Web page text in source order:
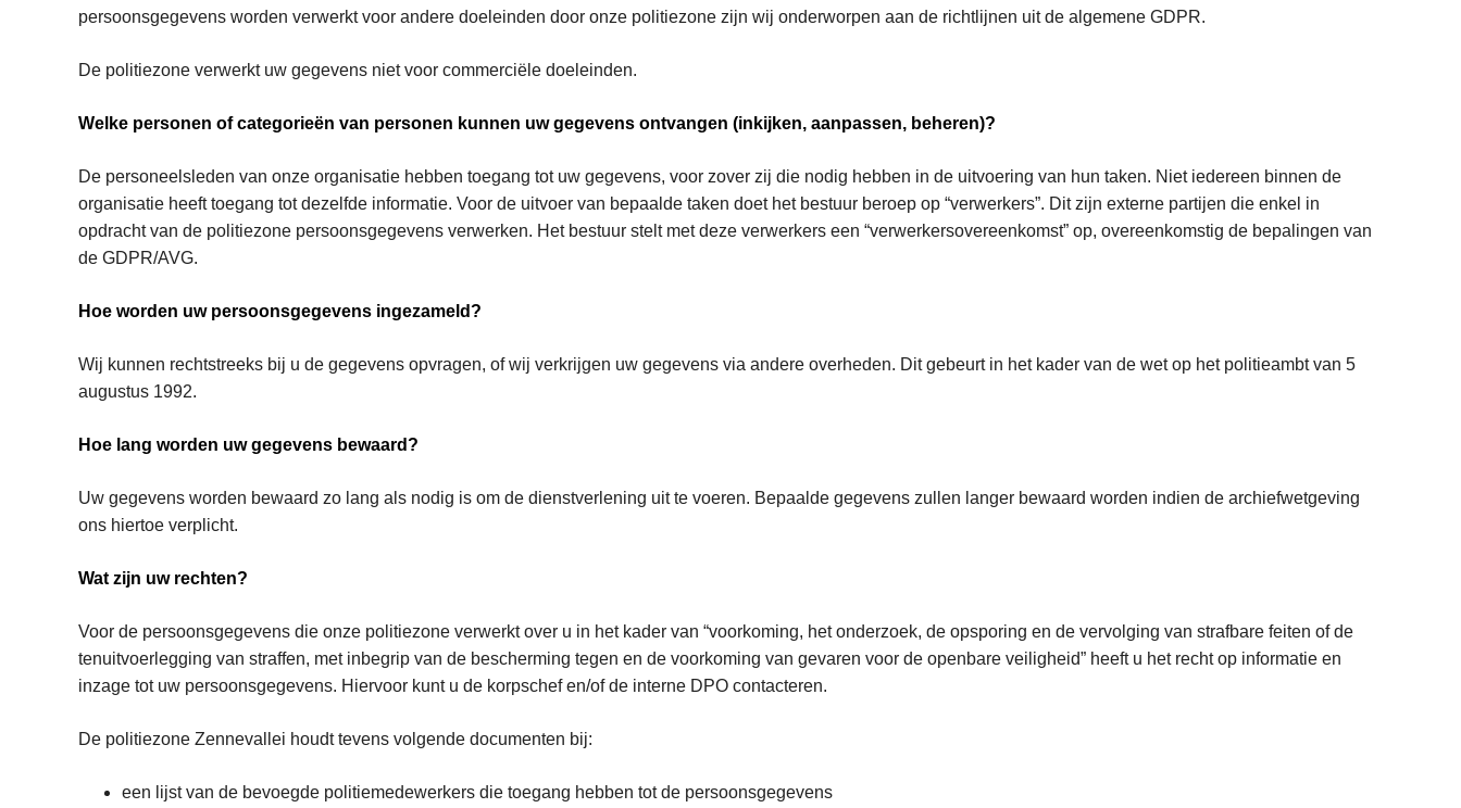
persoonsgegevens worden verwerkt voor andere doeleinden door onze politiezone zijn wij onderworpen aan de richtlijnen uit de algemene GDPR.
De politiezone verwerkt uw gegevens niet voor commerciële doeleinden.
Welke personen of categorieën van personen kunnen uw gegevens ontvangen (inkijken, aanpassen, beheren)?
De personeelsleden van onze organisatie hebben toegang tot uw gegevens, voor zover zij die nodig hebben in de uitvoering van hun taken. Niet iedereen binnen de
organisatie heeft toegang tot dezelfde informatie. Voor de uitvoer van bepaalde taken doet het bestuur beroep op “verwerkers”. Dit zijn externe partijen die enkel in
opdracht van de politiezone persoonsgegevens verwerken. Het bestuur stelt met deze verwerkers een “verwerkersovereenkomst” op, overeenkomstig de bepalingen van
de GDPR/AVG.
Hoe worden uw persoonsgegevens ingezameld?
Wij kunnen rechtstreeks bij u de gegevens opvragen, of wij verkrijgen uw gegevens via andere overheden. Dit gebeurt in het kader van de wet op het politieambt van 5
augustus 1992.
Hoe lang worden uw gegevens bewaard?
Uw gegevens worden bewaard zo lang als nodig is om de dienstverlening uit te voeren. Bepaalde gegevens zullen langer bewaard worden indien de archiefwetgeving
ons hiertoe verplicht.
Wat zijn uw rechten?
Voor de persoonsgegevens die onze politiezone verwerkt over u in het kader van “voorkoming, het onderzoek, de opsporing en de vervolging van strafbare feiten of de
tenuitvoerlegging van straffen, met inbegrip van de bescherming tegen en de voorkoming van gevaren voor de openbare veiligheid” heeft u het recht op informatie en
inzage tot uw persoonsgegevens. Hiervoor kunt u de korpschef en/of de interne DPO contacteren.
De politiezone Zennevallei houdt tevens volgende documenten bij:
een lijst van de bevoegde politiemedewerkers die toegang hebben tot de persoonsgegevens